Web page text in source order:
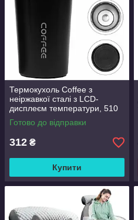
Термокухоль Coffee з
неіржавкої сталі з LCD-
дисплеєм температури, 510
мл Чорний
Готово до відправки
312 ₴
Купити